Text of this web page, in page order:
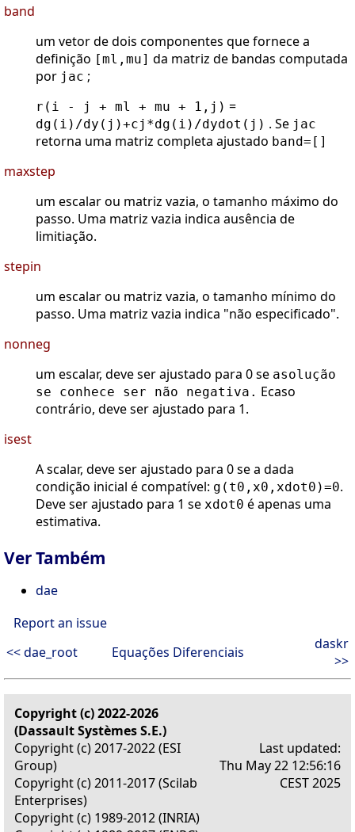
band
um vetor de dois componentes que fornece a
definição [ml,mu] da matriz de bandas computada
por jac ;
r(i - j + ml + mu + 1,j) =
dg(i)/dy(j)+cj*dg(i)/dydot(j) . Se jac
retorna uma matriz completa ajustado band=[]
maxstep
um escalar ou matriz vazia, o tamanho máximo do
passo. Uma matriz vazia indica ausência de
limitiação.
stepin
um escalar ou matriz vazia, o tamanho mínimo do
passo. Uma matriz vazia indica "não especificado".
nonneg
um escalar, deve ser ajustado para 0 se asolução
se conhece ser não negativa. Ecaso
contrário, deve ser ajustado para 1.
isest
A scalar, deve ser ajustado para 0 se a dada
condição inicial é compatível: g(t0,x0,xdot0)=0.
Deve ser ajustado para 1 se xdot0 é apenas uma
estimativa.
Ver Também
dae
Report an issue
<< dae_root
Equações Diferenciais
daskr
>>
Copyright (c) 2022-2026
(Dassault Systèmes S.E.)
Copyright (c) 2017-2022 (ESI
Group)
Copyright (c) 2011-2017 (Scilab
Enterprises)
Copyright (c) 1989-2012 (INRIA)
Last updated:
Thu May 22 12:56:16
CEST 2025